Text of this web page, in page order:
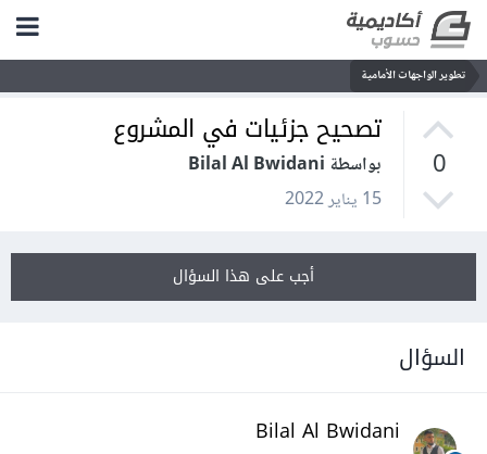
تطوير الواجهات الأمامية
0
تصحيح جزئيات في المشروع
بواسطة Bilal Al Bwidani
15 يناير 2022
أجب على هذا السؤال
السؤال
Bilal Al Bwidani